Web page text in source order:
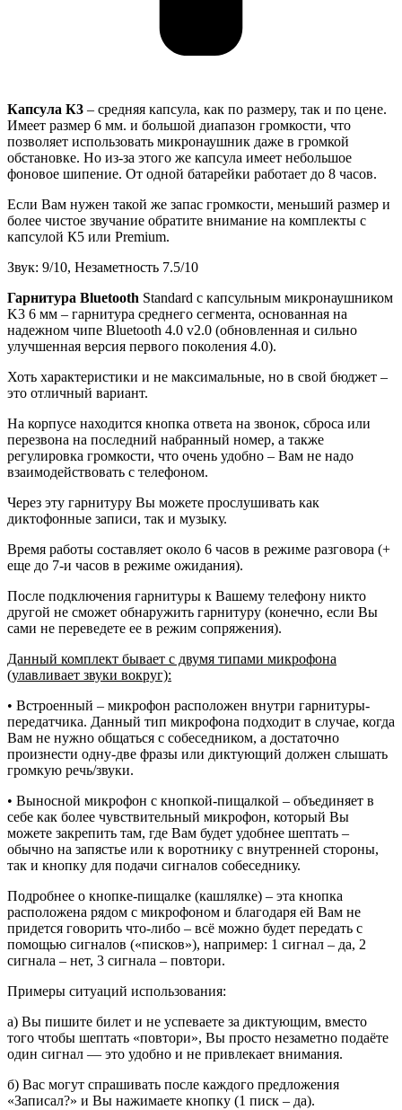
Капсула К3 – средняя капсула, как по размеру, так и по цене.
Имеет размер 6 мм. и большой диапазон громкости, что
позволяет использовать микронаушник даже в громкой
обстановке. Но из-за этого же капсула имеет небольшое
фоновое шипение. От одной батарейки работает до 8 часов.
Если Вам нужен такой же запас громкости, меньший размер и
более чистое звучание обратите внимание на комплекты с
капсулой К5 или Premium.
Звук: 9/10, Незаметность 7.5/10
Гарнитура Bluetooth Standard с капсульным микронаушником
K3 6 мм – гарнитура среднего сегмента, основанная на
надежном чипе Bluetooth 4.0 v2.0 (обновленная и сильно
улучшенная версия первого поколения 4.0).
Хоть характеристики и не максимальные, но в свой бюджет –
это отличный вариант.
На корпусе находится кнопка ответа на звонок, сброса или
перезвона на последний набранный номер, а также
регулировка громкости, что очень удобно – Вам не надо
взаимодействовать с телефоном.
Через эту гарнитуру Вы можете прослушивать как
диктофонные записи, так и музыку.
Время работы составляет около 6 часов в режиме разговора (+
еще до 7-и часов в режиме ожидания).
После подключения гарнитуры к Вашему телефону никто
другой не сможет обнаружить гарнитуру (конечно, если Вы
сами не переведете ее в режим сопряжения).
Данный комплект бывает с двумя типами микрофона
(улавливает звуки вокруг):
• Встроенный – микрофон расположен внутри гарнитуры-
передатчика. Данный тип микрофона подходит в случае, когда
Вам не нужно общаться с собеседником, а достаточно
произнести одну-две фразы или диктующий должен слышать
громкую речь/звуки.
• Выносной микрофон с кнопкой-пищалкой – объединяет в
себе как более чувствительный микрофон, который Вы
можете закрепить там, где Вам будет удобнее шептать –
обычно на запястье или к воротнику с внутренней стороны,
так и кнопку для подачи сигналов собеседнику.
Подробнее о кнопке-пищалке (кашлялке) – эта кнопка
расположена рядом с микрофоном и благодаря ей Вам не
придется говорить что-либо – всё можно будет передать с
помощью сигналов («писков»), например: 1 сигнал – да, 2
сигнала – нет, 3 сигнала – повтори.
Примеры ситуаций использования:
а) Вы пишите билет и не успеваете за диктующим, вместо
того чтобы шептать «повтори», Вы просто незаметно подаёте
один сигнал — это удобно и не привлекает внимания.
б) Вас могут спрашивать после каждого предложения
«Записал?» и Вы нажимаете кнопку (1 писк – да).